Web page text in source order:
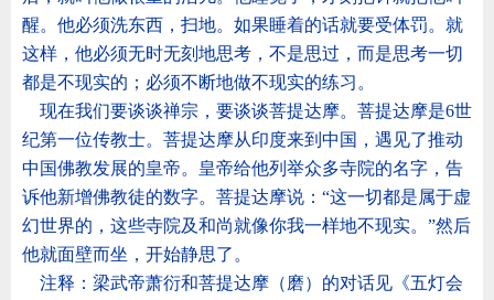
醒。他必须洗东西，扫地。如果睡着的话就要受体罚。就
这样，他必须无时无刻地思考，不是思过，而是思考一切
都是不现实的；必须不断地做不现实的练习。
现在我们要谈谈禅宗，要谈谈菩提达摩。菩提达摩是6世
纪第一位传教士。菩提达摩从印度来到中国，遇见了推动
中国佛教发展的皇帝。皇帝给他列举众多寺院的名字，告
诉他新增佛教徒的数字。菩提达摩说： “这一切都是属于虚
幻世界的，这些寺院及和尚就像你我一样地不现实。 ”然后
他就面壁而坐，开始静思了。
注释：梁武帝萧衍和菩提达摩（磨）的对话见《五灯会